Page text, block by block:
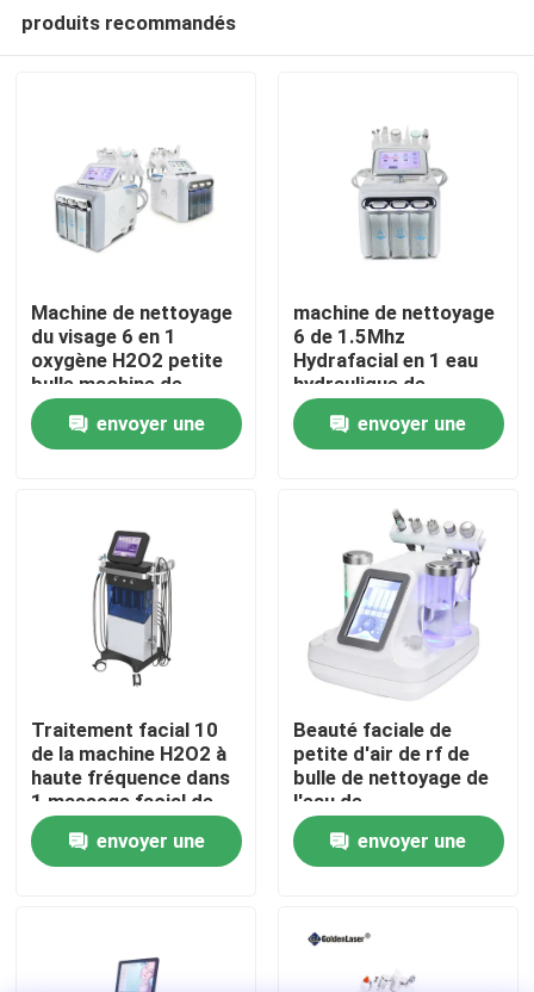
Maison
Produits
Vidéos
VR Show
Au sujet de nous
Visite d'usine
Contrôle de qualité
Contactez-nous
Demandez une citation
produits recommandés
Machine de nettoyage
du visage 6 en 1
oxygène H2O2 petite
bulle machine de
nettoyage du visage
envoyer une
machine de nettoyage
6 de 1.5Mhz
Hydrafacial en 1 eau
hydraulique de
Dermabrasion
Dermabrasion
envoyer une
Traitement facial 10
de la machine H2O2 à
haute fréquence dans
1 massage facial de
salon de beauté de
traitement de peau
envoyer une
Beauté faciale de
petite d'air de rf de
bulle de nettoyage de
l'eau de
Microdermabrasion
station thermale de
machine
envoyer une